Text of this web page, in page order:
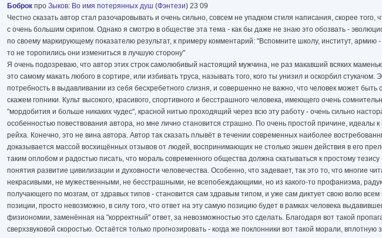
Боброк про Зыков: Во имя потерянных душ (Фэнтези) 23 09
Честно сказать автор стал разочаровывать и очень сильно, совсем не упадком стиля написания, скорее
с очень большим скрипом. Однако я смотрю в обществе эта тема - как бы даже не знаю это обозвать -
по своему маркирующему показателю результат, к примеру комментарий: "Вспомните школу, институт, армию
то не торопились они измениться в лучшую сторону"
Я очень подозреваю, что автор этих строк самолюбивый настоящий мужчина, не раз макавший всяких
это самому макать любого в сортире, или избивать труса, называть того, кого ты унизил и оскорбил
потребность в выдавливании из себя бесхребетного слизня, и совершенно не важно, что человек может быть
скажем гопники. Культ высокого, красивого, спортивного и бесстрашного человека, имеющего очень
"мордобития и больше никаких чудес", красной нитью проходящий через всю эту работу - очень сильно
особенностью повествования автора, но мне лично становится страшно. По очень простой причине, идеалы
рейха. Конечно, это не вина автора. Автор так сказать плывёт в течении современных наиболее
доказывается массой восхищённых отзывов от людей, воспринимающих не столько экшен действия в его
таким оплобом и радостью писать, что мораль современного общества должна скатываться к простому
понятия развитие цивилизации и духовности человечества. Особенно, что задевает, так это то, что многие
некрасивыми, не мужественными, не бесстрашными, не всепобеждающими, но из какого-то профанизма,
получающего по мозгам, от здравых типов - становится сам здравым типом, и уже сам диктует свою волю
позиции, просто невозможно, в силу того, что ответ на эту самую позицию будет в рамках человека
физиономии, заменённая на "корректный" ответ, за невозможностью это сделать. Благодаря вот такой
сверхзвуковой скоростью. Остаётся только прогнозировать - когда же поклонники вот такой морали,